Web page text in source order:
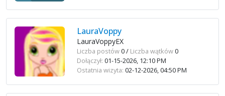
LauraVoppy
LauraVoppyEX
Liczba postów0 / Liczba wątków0
Dołączył: 01-15-2026, 12:10 PM
Ostatnia wizyta: 02-12-2026, 04:50 PM